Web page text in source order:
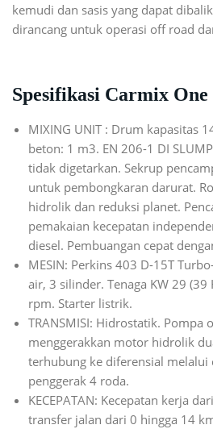
kemudi dan sasis yang dapat
dirancang untuk operasi off road
Spesifikasi Carmix One
MIXING UNIT : Drum kapasitas
beton: 1 m3. EN 206-1 DI
tidak digetarkan. Sekrup
untuk pembongkaran darurat.
hidrolik dan reduksi planet.
pemakaian kecepatan
diesel. Pembuangan cepat
MESIN: Perkins 403 D-15T
air, 3 silinder. Tenaga KW 29 (39
rpm. Starter listrik.
TRANSMISI: Hidrostatik. Pompa
menggerakkan motor hidrolik
terhubung ke diferensial melalui
penggerak 4 roda.
KECEPATAN: Kecepatan kerja
transfer jalan dari 0 hingga 14